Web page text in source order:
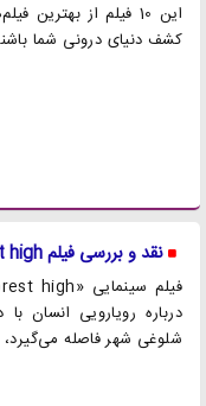
این 10 فیلم از
کشف دنیای درونی شما
نقد و بررسی فیلم Forest high/ وقتی کوهستان سرد پناه می‌شود
درباره رویارویی انسان
شلوغی شهر فاصله می‌گیرد،